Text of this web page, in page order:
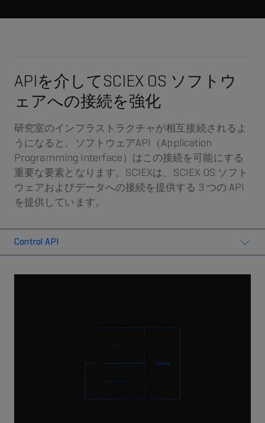
APIを介してSCIEX OS ソフトウ
ェアへの接続を強化
研究室のインフラストラクチャが相互接続されるよ
うになると、ソフトウェアAPI（Application
Programming Interface）はこの接続を可能にする
重要な要素となります。SCIEXは、SCIEX OS ソフト
ウェアおよびデータへの接続を提供する 3 つの API
を提供しています。
Control API